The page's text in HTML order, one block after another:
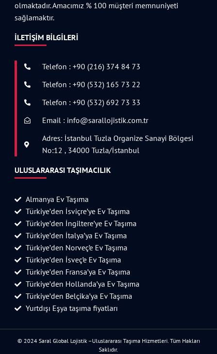
olmaktadır. Amacımız % 100 müşteri memnuniyeti
sağlamaktır.
İLETIŞIM BILGILERI
Telefon : +90 (216) 374 84 73
Telefon : +90 (532) 165 73 22
Telefon : +90 (532) 692 73 33
Email : info@sarallojistik.com.tr
Adres: İstanbul Tuzla Organize Sanayi Bölgesi
No:12 , 34000 Tuzla/İstanbul
ULUSLARARASI TAŞIMACILIK
Almanya Ev Taşıma
Türkiye’den İsviçre’ye Ev Taşıma
Türkiye’den İngiltere’ye Ev Taşıma
Türkiye’den İtalya’ya Ev Taşıma
Türkiye’den Norveç’e Ev Taşıma
Türkiye’den İsveç’e Ev Taşıma
Türkiye’den Fransa’ya Ev Taşıma
Türkiye’den Hollanda’ya Ev Taşıma
Türkiye’den Belçika’ya Ev Taşıma
Yurtdışı Eşya taşıma fiyatları
© 2024 Saral Global Lojistik –Uluslararası Taşıma Hizmetleri. Tüm Hakları
Saklıdır.